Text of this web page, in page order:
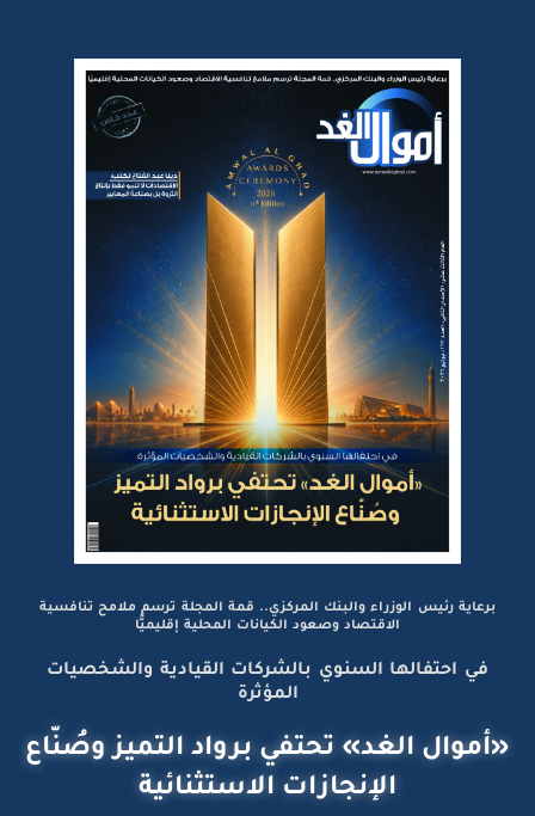
برعاية رئيس الوزراء والبنك المركزي.. قمة المجلة ترسم ملامح تنافسية
الاقتصاد وصعود الكيانات المحلية إقليميًّا
في احتفالها السنوي بالشركات القيادية والشخصيات
المؤثرة
«أموال الغد» تحتفي برواد التميز وصُنّاع
الإنجازات الاستثنائية